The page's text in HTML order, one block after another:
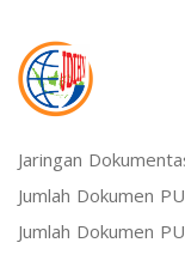
Jaringan
Jumlah Dokumen
Jumlah Dokumen